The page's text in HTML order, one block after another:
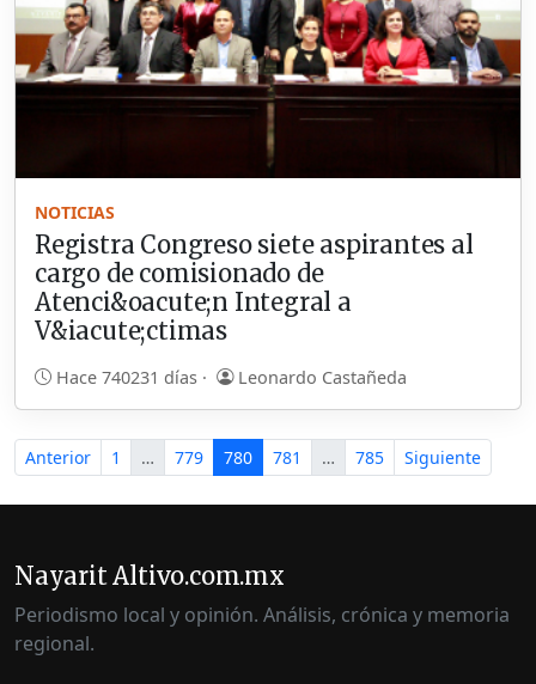
NOTICIAS
Registra Congreso siete aspirantes al
cargo de comisionado de
Atenci&oacute;n Integral a
V&iacute;ctimas
Hace 740231 días · Leonardo Castañeda
Anterior 1 … 779 780 781 … 785 Siguiente
Nayarit Altivo.com.mx
Periodismo local y opinión. Análisis, crónica y memoria
regional.